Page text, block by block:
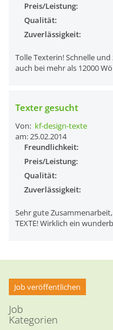
Preis/Leistung:
Qualität:
Zuverlässigkeit:
Tolle Texterin! Schnelle
auch bei mehr als 12000
Texter gesucht
Von: kf-design-texte
am: 25.02.2014
Freundlichkeit:
Preis/Leistung:
Qualität:
Zuverlässigkeit:
Sehr gute
TEXTE! Wirklich ein
Job veröffentlichen
Job
Kategorien